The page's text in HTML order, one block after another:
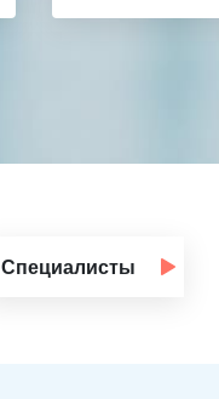
Специалисты